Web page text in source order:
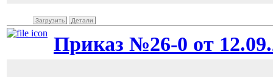
Загрузить Детали
Приказ №26-0 от